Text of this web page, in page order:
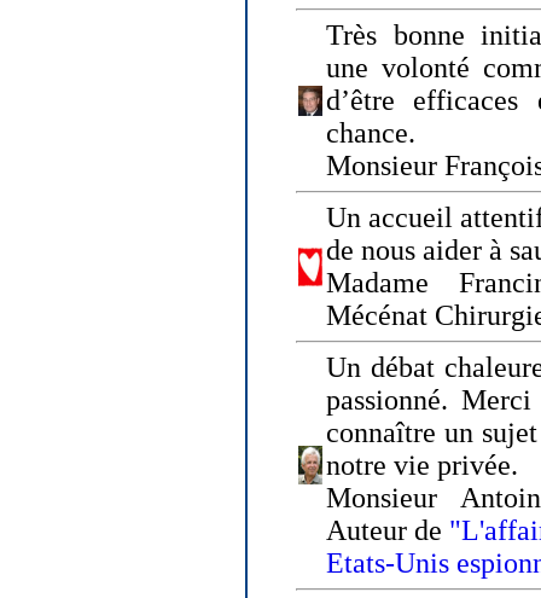
Très bonne
une volonté
d’être
chance.
Monsieur
Un accueil
de nous aider à
Madame
Mécénat
Un débat
passionné.
connaître un
notre vie privée.
Monsieur
Auteur de
Etats-Unis